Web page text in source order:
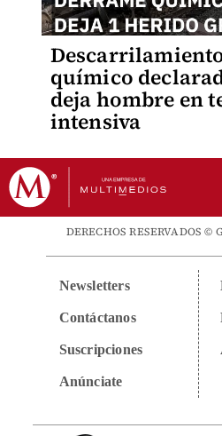
químico
deja hombre en
intensiva
DERECHOS RESERVADOS ©
Newsletters
Contáctanos
Suscripciones
Anúnciate